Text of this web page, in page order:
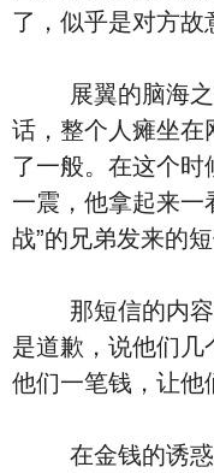
了，似乎是对方故
展翼的脑海之
话，整个人瘫坐在
了一般。在这个时
一震，他拿起来一
战”的兄弟发来的短
那短信的内容
是道歉，说他们几
他们一笔钱，让他
在金钱的诱惑